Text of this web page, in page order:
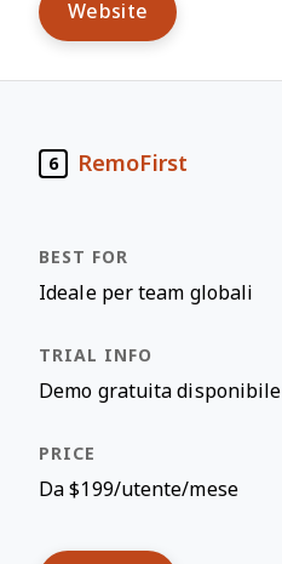
Website
6 RemoFirst
Ideale per team globali
Demo gratuita disponibile
Da $199/utente/mese